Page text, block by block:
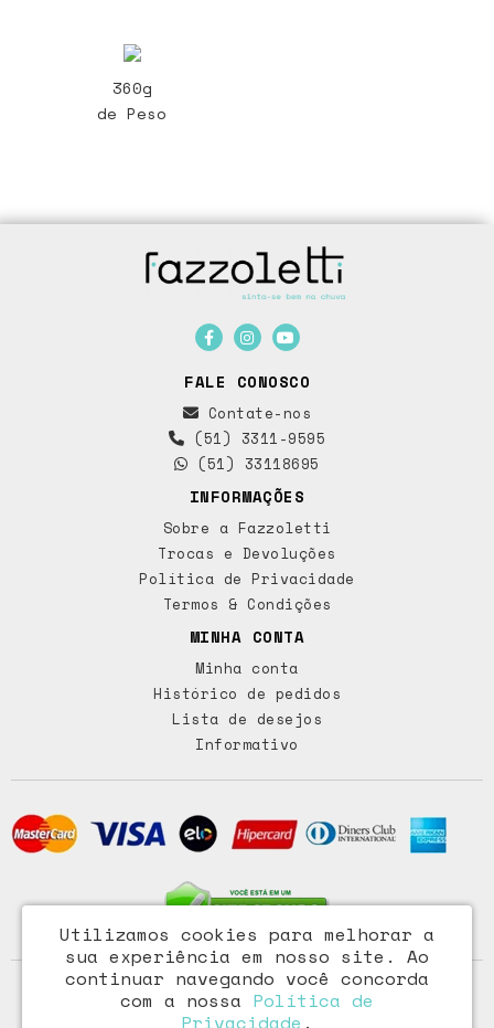
360g
de Peso
FALE CONOSCO
Contate-nos
(51) 3311-9595
(51) 33118695
INFORMAÇÕES
Sobre a Fazzoletti
Trocas e Devoluções
Política de Privacidade
Termos & Condições
MINHA CONTA
Minha conta
Histórico de pedidos
Lista de desejos
Informativo
Access Comércio Importação e Exportação Ltda - CNPJ:
72.473.291/0001-46
Utilizamos cookies para melhorar a
sua experiência em nosso site. Ao
continuar navegando você concorda
com a nossa Política de
Privacidade .